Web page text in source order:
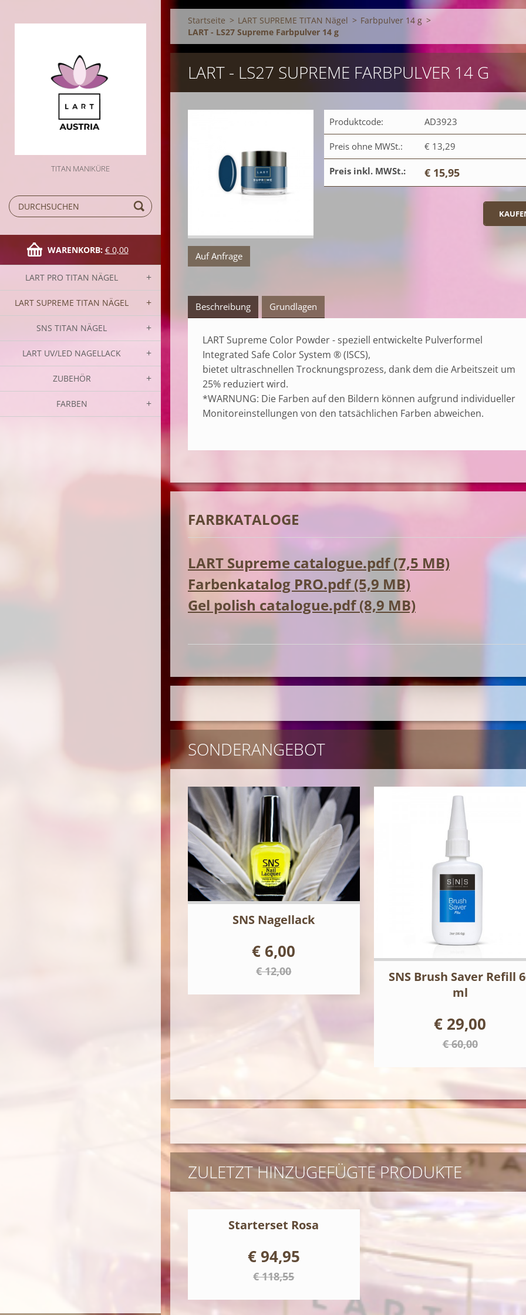
TITAN MANIKÜRE
WARENKORB: € 0,00
LART PRO TITAN NÄGEL
LART SUPREME TITAN NÄGEL
SNS TITAN NÄGEL
LART UV/LED NAGELLACK
ZUBEHÖR
FARBEN
Startseite > LART SUPREME TITAN Nägel > Farbpulver 14 g >
LART - LS27 Supreme Farbpulver 14 g
LART - LS27 SUPREME FARBPULVER 14 G
Auf Anfrage
Produktcode: AD3923
Preis ohne MWSt.: € 13,29
Preis inkl. MWSt.: € 15,95
Beschreibung Grundlagen
LART Supreme Color Powder - speziell entwickelte Pulverformel
Integrated Safe Color System ® (ISCS),
bietet ultraschnellen Trocknungsprozess, dank dem die Arbeitszeit um
25% reduziert wird.
*WARNUNG: Die Farben auf den Bildern können aufgrund individueller
Monitoreinstellungen von den tatsächlichen Farben abweichen.
FARBKATALOGE
LART Supreme catalogue.pdf (7,5 MB)
Farbenkatalog PRO.pdf (5,9 MB)
Gel polish catalogue.pdf (8,9 MB)
SONDERANGEBOT
SNS Nagellack
€ 6,00
€ 12,00
SNS Brush Saver Refill
ml
€ 29,00
€ 60,00
ZULETZT HINZUGEFÜGTE PRODUKTE
Starterset Rosa
€ 94,95
€ 118,55